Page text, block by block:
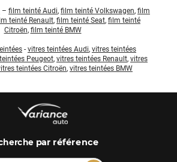
– film teinté Audi, film teinté Volkswagen, film
teinté Renault, film teinté Seat, film teinté
Citroën, film teinté BMW
- vitres teintées Audi, vitres teintées
Peugeot, vitres teintées Renault, vitres
teintées Citroën, vitres teintées BMW
par référence